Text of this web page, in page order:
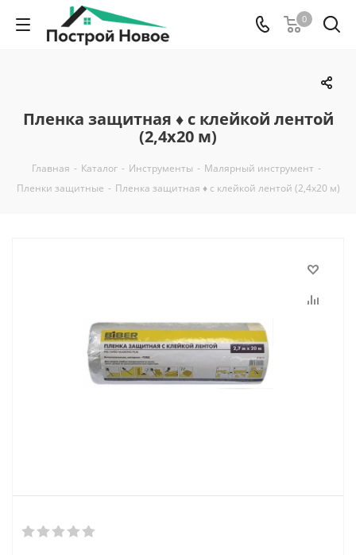
0
Пленка защитная ♦ с клейкой лентой
(2,4х20 м)
Главная - Каталог - Инструменты - Малярный инструмент -
Пленки защитные - Пленка защитная ♦ с клейкой лентой (2,4х20 м)